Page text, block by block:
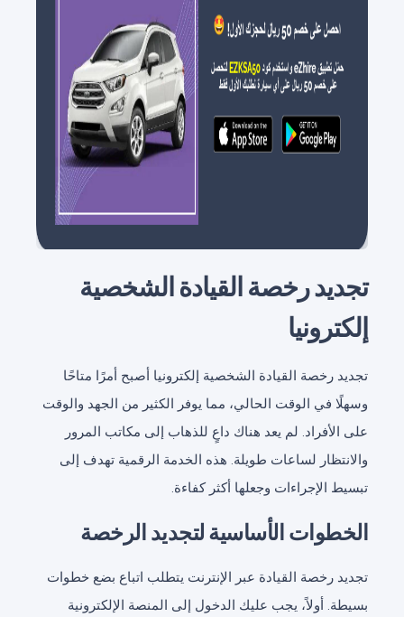
تجديد رخصة القيادة الشخصية
إلكترونيا
تجديد رخصة القيادة الشخصية إلكترونيا أصبح أمرًا متاحًا
وسهلًا في الوقت الحالي، مما يوفر الكثير من الجهد والوقت
على الأفراد. لم يعد هناك داعٍ للذهاب إلى مكاتب المرور
والانتظار لساعات طويلة. هذه الخدمة الرقمية تهدف إلى
تبسيط الإجراءات وجعلها أكثر كفاءة.
الخطوات الأساسية لتجديد الرخصة
تجديد رخصة القيادة عبر الإنترنت يتطلب اتباع بضع خطوات
بسيطة. أولاً، يجب عليك الدخول إلى المنصة الإلكترونية